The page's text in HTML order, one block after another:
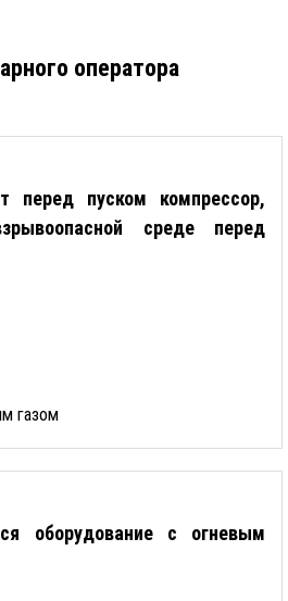
оператора
перед пуском компрессор,
среде перед
газом
оборудование с огневым